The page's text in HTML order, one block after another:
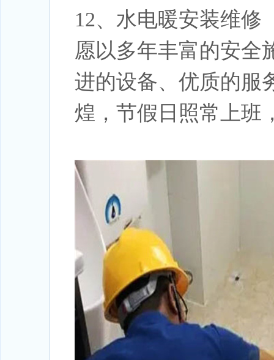
12、水电暖安装维修
愿以多年丰富的安全
进的设备、优质的服
煌，节假日照常上班